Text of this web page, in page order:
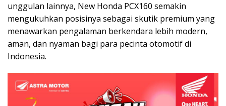
unggulan lainnya, New Honda PCX160 semakin
mengukuhkan posisinya sebagai skutik premium yang
menawarkan pengalaman berkendara lebih modern,
aman, dan nyaman bagi para pecinta otomotif di
Indonesia.